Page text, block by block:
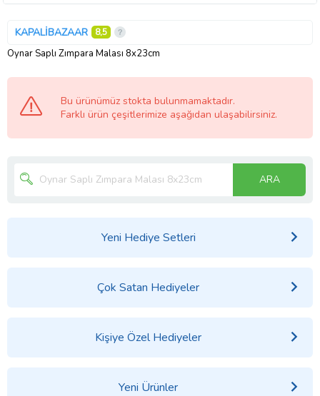
KAPALİBAZAAR 8,5
Oynar Saplı Zımpara Malası 8x23cm
Bu ürünümüz stokta bulunmamaktadır.
Farklı ürün çeşitlerimize aşağıdan ulaşabilirsiniz.
ARA
Yeni Hediye Setleri
Çok Satan Hediyeler
Kişiye Özel Hediyeler
Yeni Ürünler